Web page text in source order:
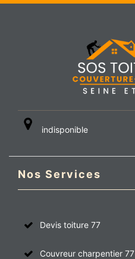
indisponible
Nos Services
Devis toiture 77
Couvreur charpentier 77